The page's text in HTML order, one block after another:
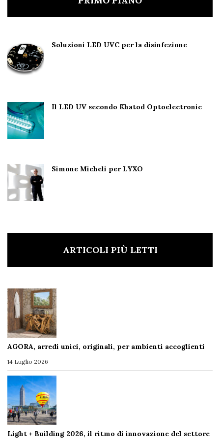
Soluzioni LED UVC per la disinfezione
Il LED UV secondo Khatod Optoelectronic
Simone Micheli per LYXO
ARTICOLI PIÙ LETTI
AGORA, arredi unici, originali, per ambienti accoglienti
14 Luglio 2026
Light + Building 2026, il ritmo di innovazione del settore